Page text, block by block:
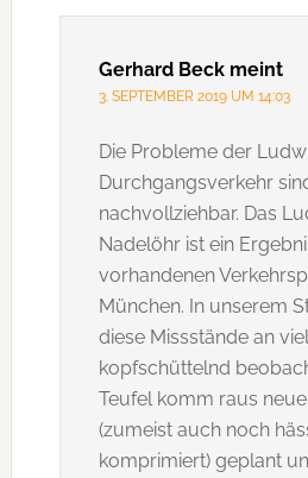
Gerhard Beck meint
3. SEPTEMBER 2019 UM 14:03
Die Probleme der
Durchgangsverkehr
nachvollziehbar. Das
Nadelöhr ist ein
vorhandenen
München. In unserem
diese Missstände an
kopfschüttelnd
Teufel komm raus
(zumeist auch noch
komprimiert) geplant